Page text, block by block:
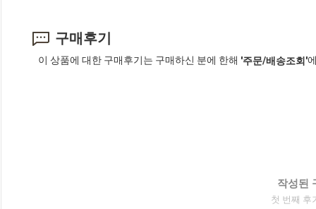
구매후기
이 상품에 대한 구매후기는 구매하신 분에 한해 '주문/배송조회'
작성된
첫 번째 후